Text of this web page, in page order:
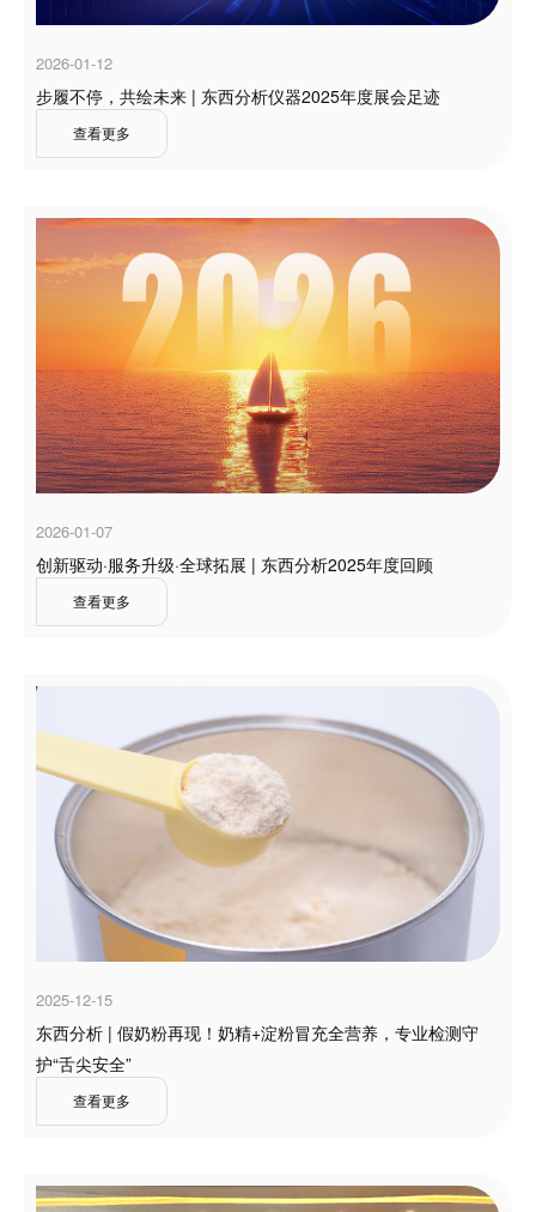
2026-01-12
步履不停，共绘未来 | 东西分析仪器2025年度展会足迹
查看更多
2026-01-07
创新驱动·服务升级·全球拓展 | 东西分析2025年度回顾
查看更多
2025-12-15
东西分析 | 假奶粉再现！奶精+淀粉冒充全营养，专业检测守
护“舌尖安全”
查看更多